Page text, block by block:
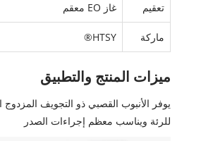
تعقيم غاز EO معقم
ماركة HTSY®
ميزات المنتج والتطبيق
يوفر الأنبوب القصبي ذو التجويف المزدوج
للرئة ويناسب معظم إجراءات الصدر